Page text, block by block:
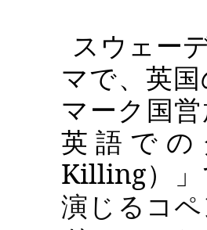
スウェー
マで、英
マーク国
英語で
Killing）
演じるコ